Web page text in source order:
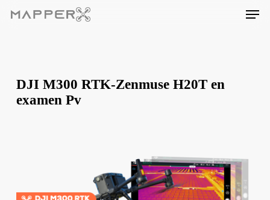
Menu
DJI M300 RTK-Zenmuse H20T en
examen Pv